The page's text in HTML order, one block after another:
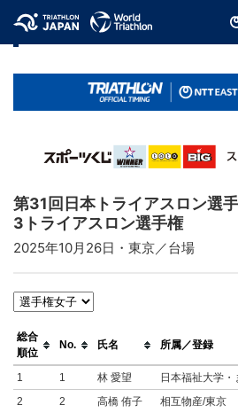
リザルト / Results
第31回日本トライアスロン選
3トライアスロン選手権
2025年10月26日・東京／台場
総合
順位
No. 氏名 所属／登録
1 1 林 愛望 日本福祉大学・
2
2 高橋 侑子 相互物産/東京